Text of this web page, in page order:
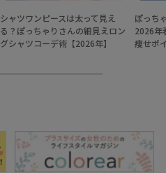
シャツワンピースは太って見え
る？ぽっちゃりさんの細見えロン
グシャツコーデ術【2026年】
ぽっち
2026年
痩せポ